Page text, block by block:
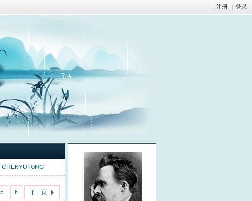
注册 登录
CHENYUTONG
5 6 下一页